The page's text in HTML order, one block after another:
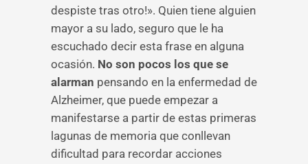
despiste tras otro!». Quien tiene alguien
mayor a su lado, seguro que le ha
escuchado decir esta frase en alguna
ocasión. No son pocos los que se
alarman pensando en la enfermedad de
Alzheimer, que puede empezar a
manifestarse a partir de estas primeras
lagunas de memoria que conllevan
dificultad para recordar acciones